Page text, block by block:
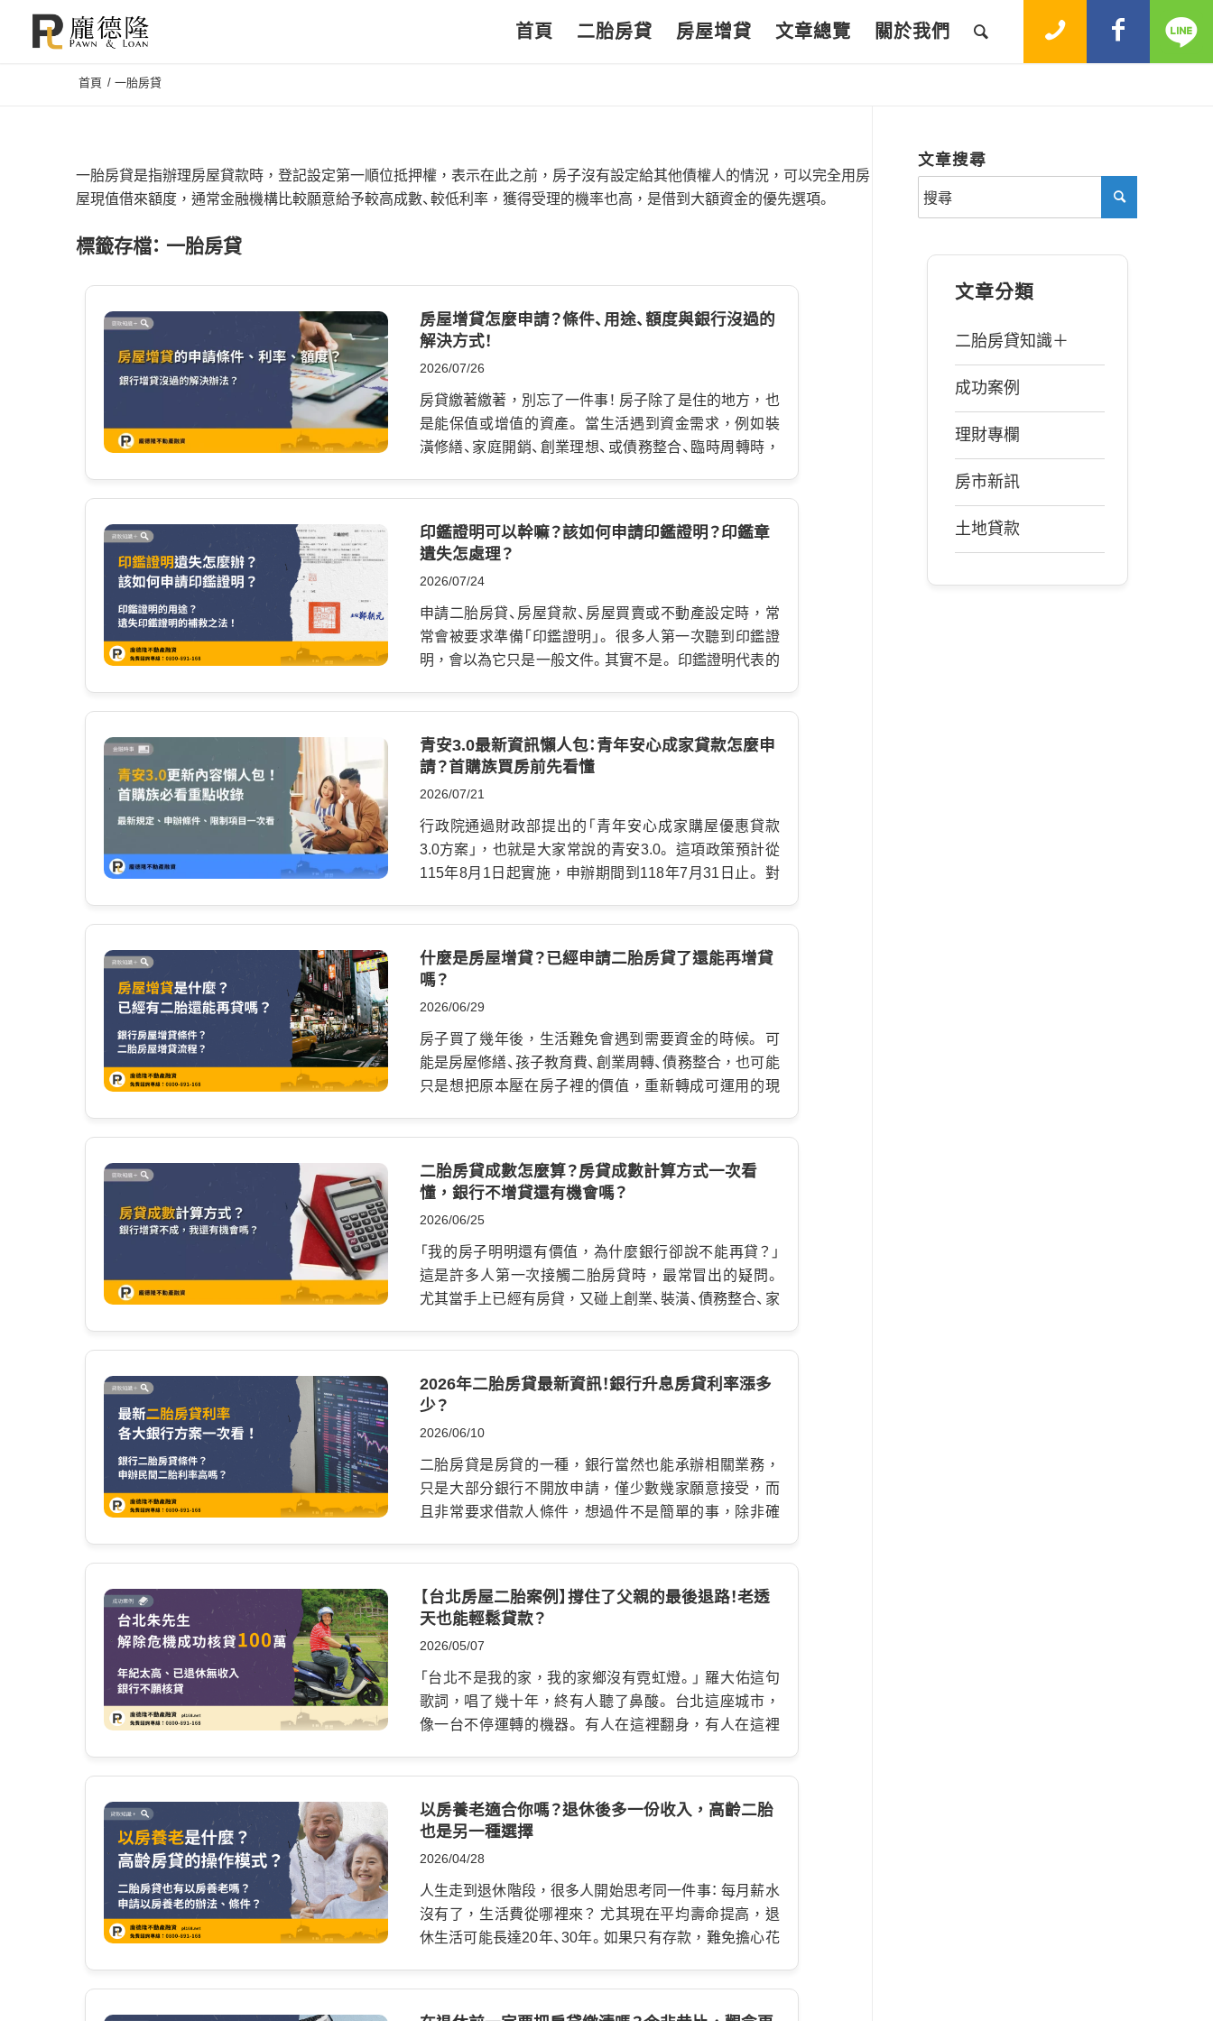
首頁 二胎房貸 房屋增貸 文章總覽 關於我們
首頁 / 一胎房貸
一胎房貸是指辦理房屋貸款時，登記設定第一順位抵押權，表示在此之前，房子沒有設定給其他債權人的情況，可以完全用房
屋現值借來額度，通常金融機構比較願意給予較高成數、較低利率，獲得受理的機率也高，是借到大額資金的優先選項。
標籤存檔： 一胎房貸
房屋增貸怎麼申請？條件、用途、額度與銀行沒過的
解決方式！
2026/07/26
房貸繳著繳著，別忘了一件事！ 房子除了是住的地方，也
是能保值或增值的資產。 當生活遇到資金需求，例如裝
潢修繕、家庭開銷、創業理想、或債務整合、臨時周轉時，
出來的價值重新運用。 透過向原本的銀行申請＂增加額
度＂，把已經償還的部分本金，再次轉換成可運用的空
間。 舉例說明： 假設當初買房時貸款800萬，經過幾年正
常繳款後，還掉了部分本金200萬。 這時如果房屋本身仍
有足夠鑑價空間，屋主就可以向原銀行申請房屋增貸，
把可貸額度再申請出來使用。 房屋增貸常見用途包含以
二、家庭資金需求 孩子教育費、醫療支出、長輩照護費、婚
禮支出等，都可能在短時間內形成一筆較大的支出。 若
屋主房貸繳款正常，可以評估是否透過房屋增貸取得資
金。 三、創業或生意周轉 小型店面、自營商、攤商或接案
工作者，經營過程中常會需要設備費、貨款、租金押金或
周轉金。 房屋增貸因為有不動產作為擔保，通常可貸金
償利率較高的負債，再集中管理還款。 但要注意，房屋
增貸雖然可以取得資金，仍然是貸款。申請前一定要確認
用途是否明確、月付金是否負擔得起，而不是只看能不能
借到錢。 房屋增貸條件有哪些？銀行會看哪些重點？ 申請
房屋增貸時，銀行通常會從「房屋條件」與「借款人條件」
兩個方向評估。 …
印鑑證明可以幹嘛？該如何申請印鑑證明？印鑑章
遺失怎處理？
2026/07/24
申請二胎房貸、房屋貸款、房屋買賣或不動產設定時，常
常會被要求準備「印鑑證明」。 很多人第一次聽到印鑑證
明，會以為它只是一般文件。其實不是。 印鑑證明代表的
涉財產權的流程，印鑑證明更是非常重要的文件。 如果
不知道印鑑證明的用途，或隨便交給他人使用，嚴重時
可能讓自己的房屋被拿去設定抵押、申請貸款，甚至引發
家庭財產糾紛。 這篇文章會用白話方式帶你了解：印鑑證
明是什麼、申請二胎房貸為什麼會用到、印鑑章遺失怎麼
辦，以及如何保管才安全。 印鑑證明是什麼？為什麼辦房
你指定的印章登錄建檔。 之後如果需要申請印鑑證明，
戶政機關就能比對印文是否相符，再核發證明。 印鑑證
明常用在需要確認本人真實意思的場合。 例如： 不動產買
賣 賣房、買房、移轉所有權時，常會需要確認所有權人本
人意思。 抵押權設定 申請房貸、二胎房貸、房屋增貸或其
他不動產抵押貸款時，若房屋需要設定抵押權，就可能
時，也可能需要印鑑證明。 換句話說，印鑑證明不是一
般收據，也不是普通影本。 它會出現在「財產權變動」或
「本人授權」這類重要流程中，因此一定要謹慎保管。 如
何申請印鑑證明？申請前要準備哪些資料？ 如果你從來沒
有辦過印鑑登記，第一次通常需要本人親自到戶政事務
所辦理。 基本上會準備： …
青安3.0最新資訊懶人包：青年安心成家貸款怎麼申
請？首購族買房前先看懂
2026/07/21
行政院通過財政部提出的「青年安心成家購屋優惠貸款
3.0方案」，也就是大家常說的青安3.0。 這項政策預計從
115年8月1日起實施，申辦期間到118年7月31日止。 對
長、寬限期較長、利息補貼等優勢，但也新增年齡、所得與
房屋總價限制。 所以，想申請青安貸款的人，不要只看
「最高可貸多少」，記得先確認自己是否符合最新資格。
什麼是青年安心成家購屋貸款？ 青年安心成家購屋貸
款，簡稱：青安貸款。 是政府為了協助…
什麼是房屋增貸？已經申請二胎房貸了還能再增貸
嗎？
2026/06/29
房子買了幾年後，生活難免會遇到需要資金的時候。 可
能是房屋修繕、孩子教育費、創業周轉、債務整合，也可能
只是想把原本壓在房子裡的價值，重新轉成可運用的現
或房屋增值後多出來的空間，再次申請出來使用。 它的
優點是：利率通常比信用貸款低、還款年限較長，也能與
原本房貸一起管理。 不過，房屋增貸不是有房子就一定
能辦，銀行仍會重新審核房屋價值、信用紀錄、收入穩定
度與負債情況。 如果條件不符合，銀行也可能直接拒絕
增貸。 房屋增貸是什麼？和原來房貸有什麼關係？ 房屋增
果屋主有資金需求，就可以向原銀行申請房屋增貸，把
已還掉的部分再次貸出來。 不過要注意，房屋增貸通常
不能無限制增加額度。 銀行會看兩個重點： 第一，房屋目
前價值是否足夠。 如果房價上漲，房屋鑑價提高，理論
上可能有更多貸款空間。 反之，如果房屋位於偏遠地區、
屋況不好、屋齡太高，銀行鑑價可能偏保守，增貸空間就
險對銀行來說偏高。 因此，房屋增貸比較適合已經繳款
一段時間、房屋價值穩定，且信用與收入條件正常的屋
主。 房屋增貸條件有哪些？銀行主要看這幾點 銀行審核
房屋增貸時，不只看房子，也會重新檢查借款人的條件。
即使當初申請房貸時順利過件，也不代表現在申請房屋
增貸一定會成功。因為銀行會以「現在的狀況」重新判斷風
二胎房貸成數怎麼算？房貸成數計算方式一次看
懂，銀行不增貸還有機會嗎？
2026/06/25
「我的房子明明還有價值，為什麼銀行卻說不能再貸？」
這是許多人第一次接觸二胎房貸時，最常冒出的疑問。
尤其當手上已經有房貸，又碰上創業、裝潢、債務整合、家
住空間，更是一種具有價值的資產。 只要房屋本身還有
剩餘空間，就有機會再利用房屋取得資金，而這也是二
胎房貸存在的原因。 這篇文章就用最簡單的方式，帶你
一次看二胎房貸成數與計算方式！ 什麼是二胎房貸？為什
麼房子可以貸第二次？ 不少人第一次聽到二胎房貸，都
會誤以為是「第二間房子的貸款」。 但其實沒有你想的這
代表它的價值已經全部用完。 情況一：房價上升讓價值空
間跟著增值。 情況二：貸款本金隨著還款時間逐漸減少。
情況三：當初房貸本來就沒有貸滿。 以上都可能讓房屋還
保有「可運用空間」，而這塊空間，就是二胎房貸的來源。
因此二胎房貸並不是憑空多借一筆錢，而是重新評估你
的房屋價值後，再計算還能貸多少。 二胎房貸成數怎麼
方式如下： 房屋鑑價…
2026年二胎房貸最新資訊！銀行升息房貸利率漲多
少？
2026/06/10
二胎房貸是房貸的一種，銀行當然也能承辦相關業務，
只是大部分銀行不開放申請，僅少數幾家願意接受，而
且非常要求借款人條件，想過件不是簡單的事，除非確
提供另一個管道，協助你靈活運用資產！ 什麼是二胎房
貸？ 當你需要資金而煩惱，卻因為房貸沒還清，覺得無
法透過房子借錢時，其實可以考慮二胎房貸，不用塗銷
原貸款的抵押權，提供同一棟房屋當作擔保品，向他家
銀行或融資機構申貸，經過該機構重新評估後，設定一
個最高可貸額度，把殘值變換為現金，也就是說總共有2
定要做抵押權設定，以免借款人欠錢不還，還能拿擔保
品抵債。而一胎房貸指的是設定第一順位抵押權，二胎房
貸也就是第二順位抵押權，以此類推之下，也就還會有
三胎房貸、四胎房貸等，只要房屋…
【台北房屋二胎案例】撐住了父親的最後退路！老透
天也能輕鬆貸款？
2026/05/07
「台北不是我的家，我的家鄉沒有霓虹燈。」 羅大佑這句
歌詞，唱了幾十年，終有人聽了鼻酸。 台北這座城市，
像一台不停運轉的機器。 有人在這裡翻身，有人在這裡
基層一路做到主管。 那個年代的台北，房價還不像現在
這麼驚人，只要肯拚、肯做，咬著牙總有機會買房。 林先
生在台北買下一間透天厝時，身邊朋友都羨慕不已。 因
為那不只是一間房子。 更像是人生終於站穩腳跟的證明。
後來結婚、生子、養家，所有收入幾乎都投入家庭。孩子補
習、學費、生活費，能給的都盡量給。 只是人到晚年才發
以房養老適合你嗎？退休後多一份收入，高齡二胎
也是另一種選擇
2026/04/28
人生走到退休階段，很多人開始思考同一件事： 每月薪水
沒有了，生活費從哪裡來？ 尤其現在平均壽命提高，退
休生活可能長達20年、30年。如果只有存款，難免擔心花
文章搜尋
文章分類
二胎房貸知識＋
成功案例
理財專欄
房市新訊
土地貸款